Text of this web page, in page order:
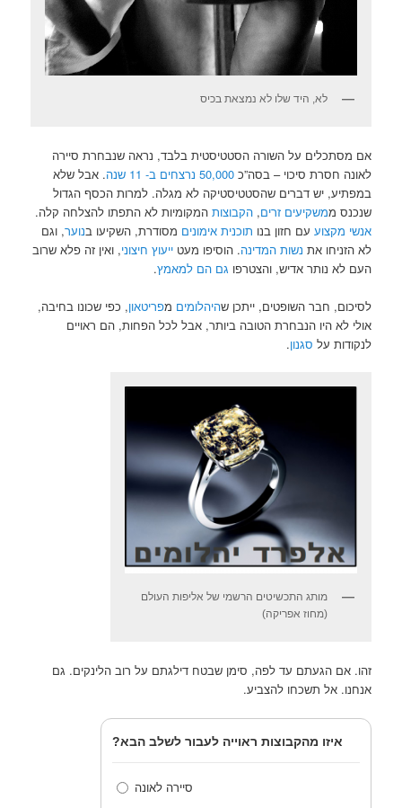
לא, היד שלו לא נמצאת בכיס
אם מסתכלים על השורה הסטטיסטית בלבד, נראה שנבחרת סיירה
לאונה חסרת סיכוי – בסה”כ50,000 נרצחים ב- 11 שנה
. אבל שלא
במפתיע, יש דברים שהסטטיסטיקה לא מגלה. למרות הכסף הגדול
שנכנס ממשקיעים זרים,הקבוצות המקומיות לא התפתו להצלחה קלה.
אנשי מקצוע עם חזון בנו תוכנית אימונים מסודרת, השקיעו בנוער, וגם
לא הזניחו את נשות המדינה. הוסיפו מעטייעוץ חיצוני, ואין זה פלא שרוב
העם לא נותר אדיש, והצטרפו גם הם למאמץ.
לסיכום, חבר השופטים, ייתכן שהיהלומים מפריטאון, כפי שכונו בחיבה,
אולי לא היו הנבחרת הטובה ביותר, אבל לכל הפחות, הם ראויים
לנקודות על סגנון.
מותג התכשיטים הרשמי של אליפות העולם
(מחוז אפריקה)
זהו. אם הגעתם עד לפה, סימן שבטח דילגתם על רוב הלינקים. גם
אנחנו. אל תשכחו להצביע.
איזו מהקבוצות ראוייה לעבור לשלב הבא?
סיירה לאונה